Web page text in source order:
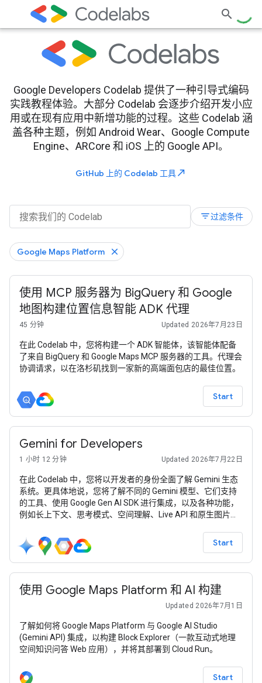
Google Developers Codelab 提供了一种引导式编码
实践教程体验。大部分 Codelab 会逐步介绍开发小应
用或在现有应用中新增功能的过程。这些 Codelab 涵
盖各种主题，例如 Android Wear、Google Compute
Engine、ARCore 和 iOS 上的 Google API。
GitHub 上的 Codelab 工具north_east
filter_list过滤条件
Google Maps Platform
使用 MCP 服务器为 BigQuery 和 Google
地图构建位置信息智能 ADK 代理
45 分钟 Updated 2026年7月23日
在此 Codelab 中，您将构建一个 ADK 智能体，该智能体配备
了来自 BigQuery 和 Google Maps MCP 服务器的工具。代理会
协调请求，以在洛杉矶找到一家新的高端面包店的最佳位置。
Start
Gemini for Developers
1 小时 12 分钟 Updated 2026年7月22日
在此 Codelab 中，您将以开发者的身份全面了解 Gemini 生态
系统。更具体地说，您将了解不同的 Gemini 模型、它们支持
的工具、使用 Google Gen AI SDK 进行集成，以及各种功能，
例如长上下文、思考模式、空间理解、Live API 和原生图片与
Start
使用 Google Maps Platform 和 AI 构建
Updated 2026年7月1日
了解如何将 Google Maps Platform 与 Google AI Studio
(Gemini API) 集成，以构建 Block Explorer（一款互动式地理
空间知识问答 Web 应用），并将其部署到 Cloud Run。
Start